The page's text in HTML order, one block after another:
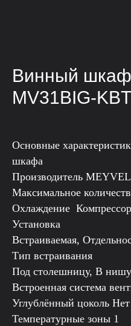
Винный шкаф
MV31BIG-
Основные
шкафа
Производитель
Максимальное
Охлаждение
Установка
Встраиваемая,
Тип встраивания
Под столешницу, В нишу
Встроенная система
Углублённый цоколь Нет
Температурные зоны 1